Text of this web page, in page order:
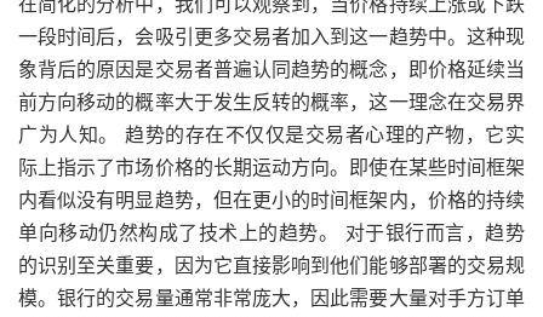
一段时间后，会吸引更多交易者加入到这一趋势中。这种现
象背后的原因是交易者普遍认同趋势的概念，即价格延续当
前方向移动的概率大于发生反转的概率，这一理念在交易界
广为人知。 趋势的存在不仅仅是交易者心理的产物，它实
际上指示了市场价格的长期运动方向。即使在某些时间框架
内看似没有明显趋势，但在更小的时间框架内，价格的持续
单向移动仍然构成了技术上的趋势。 对于银行而言，趋势
的识别至关重要，因为它直接影响到他们能够部署的交易规
模。银行的交易量通常非常庞大，因此需要大量对手方订单